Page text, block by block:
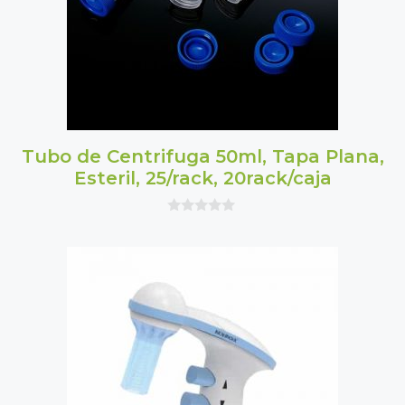
Tubo de Centrifuga 50ml, Tapa Plana,
Esteril, 25/rack, 20rack/caja